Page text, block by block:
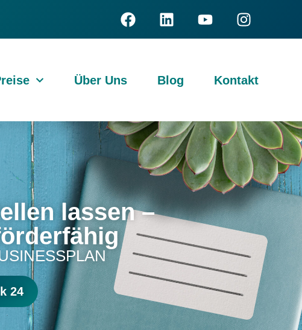
Über Uns Blog Kontakt
lassen –
24